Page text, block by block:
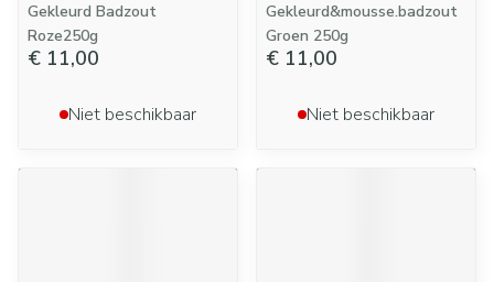
Gekleurd Badzout
Roze250g
€ 11,00
Niet beschikbaar
Gekleurd&mousse.badzout
Groen 250g
€ 11,00
Niet beschikbaar